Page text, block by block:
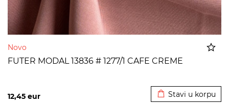
Novo
FUTER MODAL 13836 # 1277/1 CAFE CREME
12,45 eur Stavi u korpu